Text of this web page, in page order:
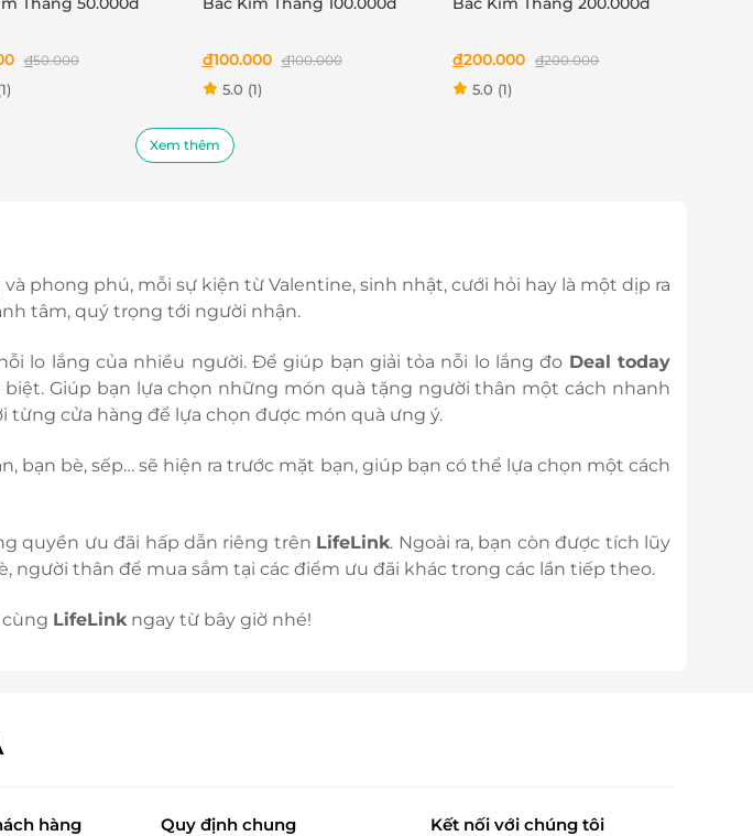
đ50.000 đ100.000 đ100.000
5.0 (1)
đ200.000 đ200.000
5.0 (1)
Xem thêm
phong phú, mỗi sự kiện từ Valentine, sinh nhật, cưới hỏi hay là một dịp ra
tâm, quý trọng tới người nhận.
lo lắng của nhiều người. Để giúp bạn giải tỏa nỗi lo lắng đo Deal today
biệt. Giúp bạn lựa chọn những món quà tặng người thân một cách nhanh
cửa hàng để lựa chọn được món quà ưng ý.
bè, sếp… sẽ hiện ra trước mặt bạn, giúp bạn có thể lựa chọn một cách
quyền ưu đãi hấp dẫn riêng trên LifeLink. Ngoài ra, bạn còn được tích lũy
thân để mua sắm tại các điểm ưu đãi khác trong các lần tiếp theo.
LifeLink ngay từ bây giờ nhé!
hàng
Quy định chung
Kết nối với chúng tôi